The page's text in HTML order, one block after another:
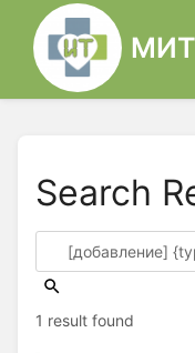
Search
1 result found